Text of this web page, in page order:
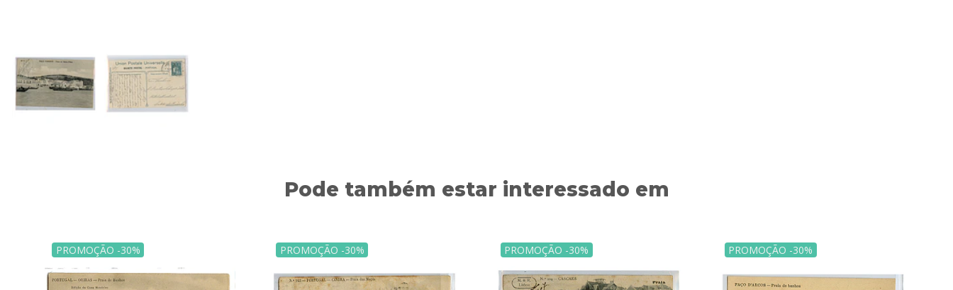
Pode também estar interessado em
PROMOÇÃO -30% PROMOÇÃO -30% PROMOÇÃO -30% PROMOÇÃO -30%